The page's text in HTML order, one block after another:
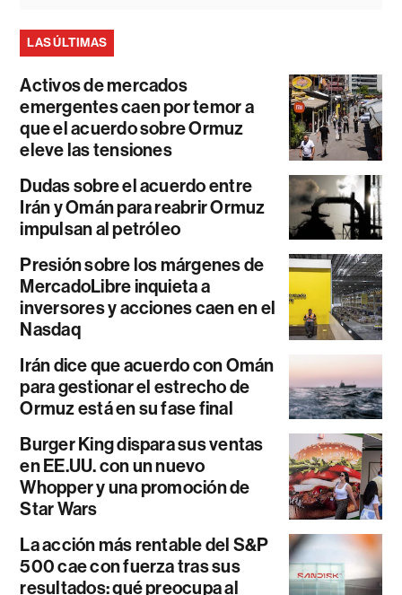
LAS ÚLTIMAS
Activos de mercados
emergentes caen por temor a
que el acuerdo sobre Ormuz
eleve las tensiones
Dudas sobre el acuerdo entre
Irán y Omán para reabrir Ormuz
impulsan al petróleo
Presión sobre los márgenes de
MercadoLibre inquieta a
inversores y acciones caen en el
Nasdaq
Irán dice que acuerdo con Omán
para gestionar el estrecho de
Ormuz está en su fase final
Burger King dispara sus ventas
en EE.UU. con un nuevo
Whopper y una promoción de
Star Wars
La acción más rentable del S&P
500 cae con fuerza tras sus
resultados: qué preocupa al